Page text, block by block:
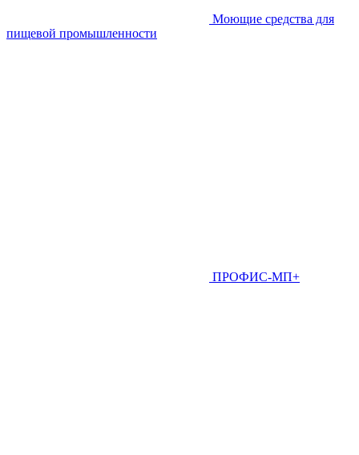
Моющие средства для
пищевой промышленности
ПРОФИС-МП+